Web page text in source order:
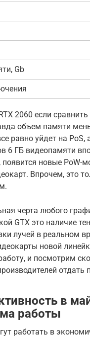
Gb
2060 если
объем памяти
равно уйдет на
6 ГБ видеопамяти
новые PoW-
Впрочем, это
черта любого
GTX это наличие
лучей в реальном
новой
и посмотрим
отдать
в
работы
работать в